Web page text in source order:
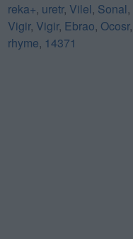
reka+, uretr, Vilel, Sonal,
Vigir, Vigir, Ebrao, Ocosr,
rhyme, 14371